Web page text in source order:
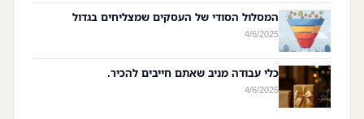
המסלול הסודי של העסקים שמצליחים בגדול
4/6/2025
כלי עבודה מניב שאתם חייבים להכיר.
4/6/2025